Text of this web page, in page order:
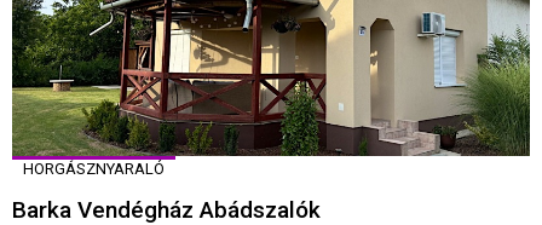
HORGÁSZNYARALÓ
Barka Vendégház Abádszalók